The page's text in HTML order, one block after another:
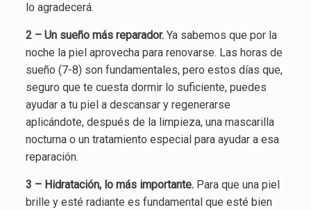
lo agradecerá.
2 – Un sueño más reparador.Ya sabemos que por la
noche la piel aprovecha para renovarse. Las horas de
sueño (7-8) son fundamentales, pero estos días que,
seguro que te cuesta dormir lo suficiente, puedes
ayudar a tu piel a descansar y regenerarse
aplicándote, después de la limpieza, una mascarilla
nocturna o un tratamiento especial para ayudar a esa
reparación.
3 – Hidratación, lo más importante. Para que una piel
brille y esté radiante es fundamental que esté bien